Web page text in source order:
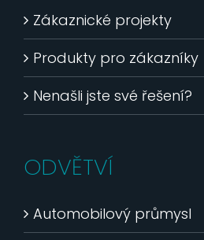
Zákaznické projekty
Produkty pro zákazníky
Nenašli jste své řešení?
ODVĚTVÍ
Automobilový průmysl